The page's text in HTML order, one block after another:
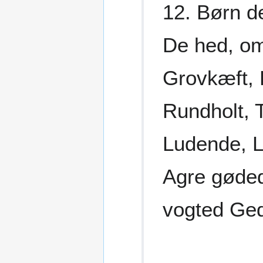
12. Børn
De hed,
Grovkæft,
Rundholt,
Ludende,
Agre
vogted